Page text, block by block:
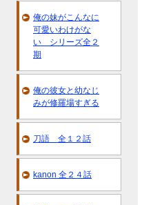
俺の妹がこんなに
可愛いわけがな
い シリーズ全２
期
俺の彼女と幼なじ
みが修羅場すぎる
刀語 全１２話
kanon 全２４話